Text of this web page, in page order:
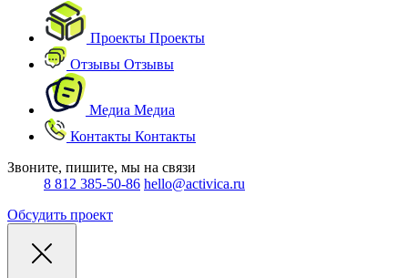
Проекты Проекты
Отзывы Отзывы
Медиа Медиа
Контакты Контакты
Звоните, пишите, мы на связи
8 812 385-50-86 hello@activica.ru
Обсудить проект